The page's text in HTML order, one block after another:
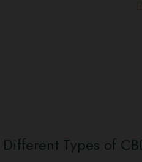
Types of